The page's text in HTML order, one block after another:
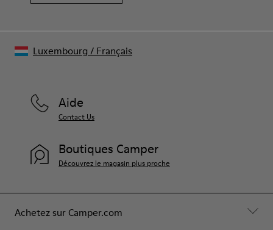
Achetez sur Camper.com
Aide
Contact Us
Boutiques Camper
Découvrez le magasin plus proche
Luxembourg / Français